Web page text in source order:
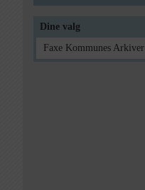
Dine valg
Faxe Kommunes Arkiver